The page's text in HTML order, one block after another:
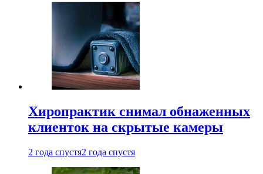
Хиропрактик снимал обнаженных
клиенток на скрытые камеры
2 года спустя2 года спустя